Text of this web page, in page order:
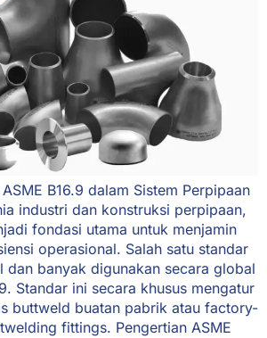
B16.9 dalam Sistem Perpipaan
industri dan konstruksi perpipaan,
fondasi utama untuk menjamin
operasional. Salah satu standar
dan banyak digunakan secara global
Standar ini secara khusus mengatur
buttweld buatan pabrik atau factory-
fittings. Pengertian ASME